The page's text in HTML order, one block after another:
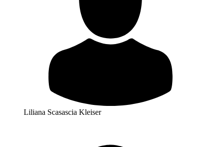
Liliana Scasascia Kleiser